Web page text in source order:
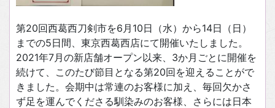
第20回西葛西刀剣市を6月10日（水）から14日（日）
までの5日間、東京西葛西店にて開催いたしました。
2021年7月の新店舗オープン以来、3か月ごとに開催を
続けて、このたび節目となる第20回を迎えることがで
きました。会期中は常連のお客様に加え、毎回欠かさ
ず足を運んでくださる馴染みのお客様、さらには日本